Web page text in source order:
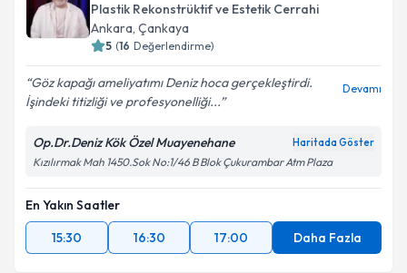
Plastik Rekonstrüktif ve Estetik Cerrahi
Ankara, Çankaya
5 (16 Değerlendirme)
Göz kapağı ameliyatımı Deniz hoca gerçekleştirdi.
İşindeki titizliği ve profesyonelliği...
Devamı
Op.Dr.Deniz Kök Özel Muayenehane Haritada Göster
Kızılırmak Mah 1450.Sok No:1/46 B Blok Çukurambar Atm Plaza
En Yakın Saatler
15:30
16:30 17:00 Daha Fazla